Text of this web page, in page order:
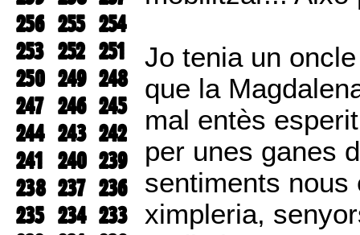
256 255 254
253 252 251
250 249 248
247 246 245
244 243 242
241 240 239
238 237 236
235 234 233
Jo tenia un
que la
mal entès
per unes ganes
sentiments nous
ximpleria,